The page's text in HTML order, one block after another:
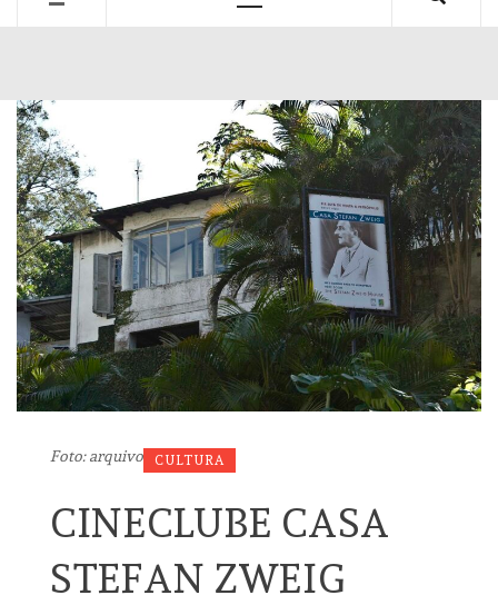
Foto: arquivo CULTURA
CINECLUBE CASA
STEFAN ZWEIG